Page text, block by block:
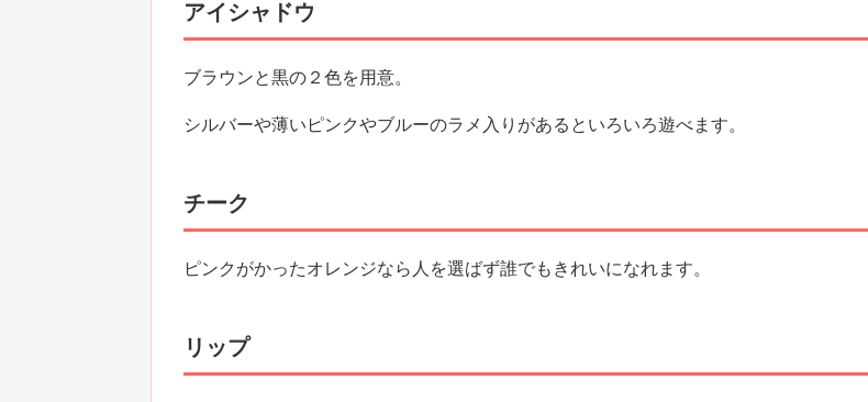
アイシャドウ
ブラウンと黒の２色を用意。
シルバーや薄いピンクやブルーのラメ入りがあるといろいろ遊べます。
チーク
ピンクがかったオレンジなら人を選ばず誰でもきれいになれます。
リップ